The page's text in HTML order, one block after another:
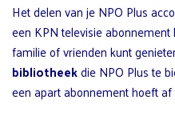
Het delen van je NPO Plus
een KPN televisie
familie of vrienden kunt
bibliotheekdie NPO Plus te
een apart abonnement hoeft af